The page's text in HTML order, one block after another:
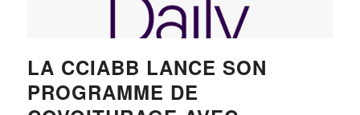
LA CCIABB LANCE SON
PROGRAMME DE